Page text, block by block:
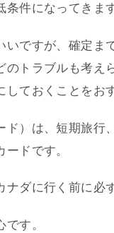
件になってきます
ですが、確定ま
トラブルも考え
ておくことをお
ド）は、短期旅行
ドです。
ダに行く前に必
す。